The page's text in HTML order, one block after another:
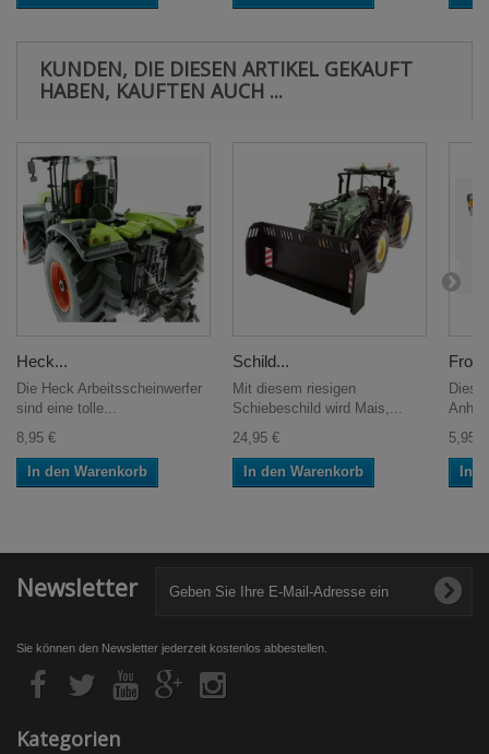
KUNDEN, DIE DIESEN ARTIKEL GEKAUFT
HABEN, KAUFTEN AUCH ...
Heck...
Die Heck Arbeitsscheinwerfer
sind eine tolle...
8,95 €
In den Warenkorb
Schild...
Mit diesem riesigen
Schiebeschild wird Mais,...
24,95 €
In den Warenkorb
5,95 €
In
Newsletter
Sie können den Newsletter jederzeit kostenlos abbestellen.
Kategorien